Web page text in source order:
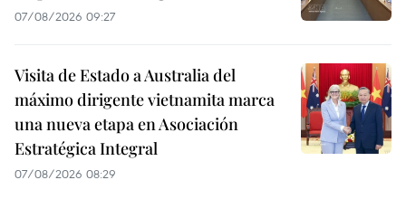
07/08/2026 09:27
Visita de Estado a Australia del
máximo dirigente vietnamita marca
una nueva etapa en Asociación
Estratégica Integral
07/08/2026 08:29